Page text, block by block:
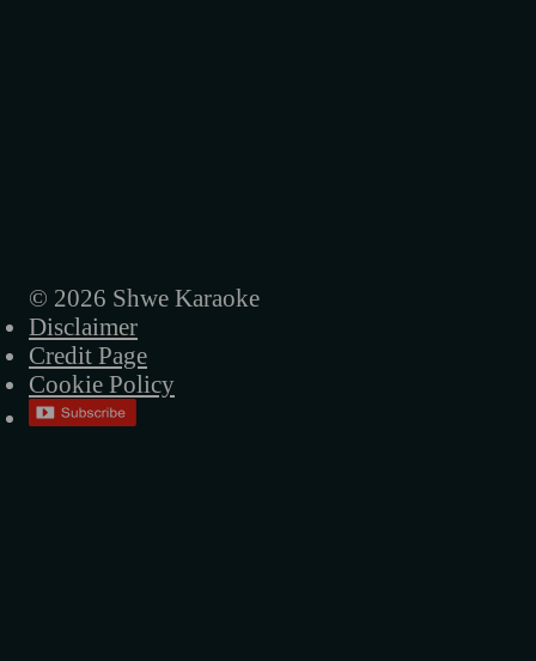
© 2026 Shwe Karaoke
Disclaimer
Credit Page
Cookie Policy